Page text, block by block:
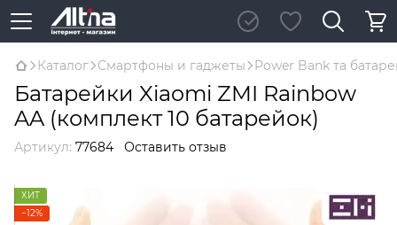
Каталог Смартфоны и гаджеты Power Bank та
Батарейки Xiaomi ZMI Rainbow
AA (комплект 10 батарейок)
Артикул: 77684 Оставить отзыв
ХИТ
−12%